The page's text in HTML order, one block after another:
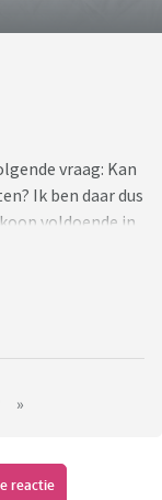
vraag: Kan
Ik ben daar dus
voldoende in,
of twee
met
eten weg te
kan ook rijst,
maar
onverwacht
moet, of warm
dat doen:
»
reactie